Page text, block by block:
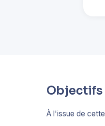
À l'issue de